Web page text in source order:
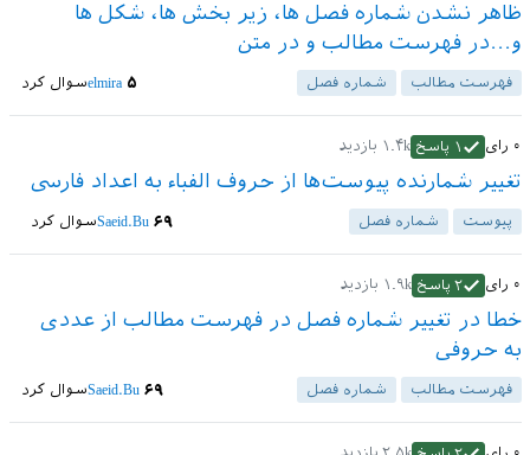
ظاهر نشدن شماره فصل ها، زیر بخش ها، شکل ها
و...در فهرست مطالب و در متن
فهرست مطالب شماره فصل سوال کردelmira ۵
۰ رای ۱ پاسخ ۱.۴k بازدید
تغییر شمارنده پیوست‌ها از حروف الفباء به اعداد فارسی
پیوست‌ شماره فصل سوال کردSaeid.Bu ۶۹
۰ رای ۲ پاسخ ۱.۹k بازدید
خطا در تغییر شماره فصل در فهرست مطالب از عددی
به حروفی
فهرست مطالب شماره فصل سوال کردSaeid.Bu ۶۹